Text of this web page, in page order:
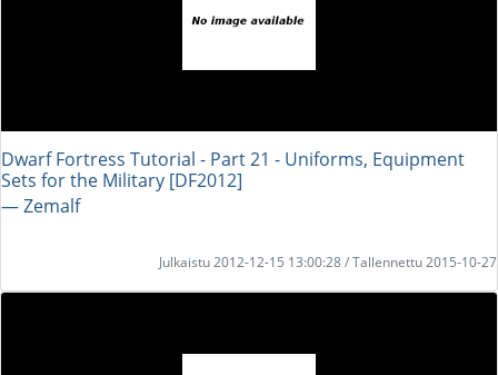
Dwarf Fortress Tutorial - Part 21 - Uniforms, Equipment
Sets for the Military [DF2012]
― Zemalf
Julkaistu 2012-12-15 13:00:28 / Tallennettu 2015-10-27